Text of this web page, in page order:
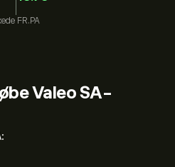
FR.PA
Valeo SA-